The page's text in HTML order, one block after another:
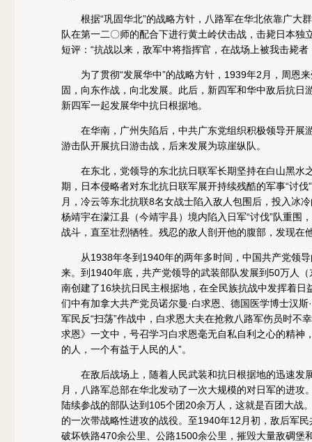
根据“巩固华北”的战略方针，八路军在华北依靠广大
队在第一二〇师的配合下进行黄土岭伏击战，击毙日本独
短评：“抗战以来，敌军中将指挥官，在战场上被我击毙
为了贯彻“发展华中”的战略方针，1939年2月，周恩来
固，向东作战，向北发展。此后，新四军和华中敌后抗
新四军一起发展华中抗日根据地。
在华南，广州失陷后，中共广东党组织积极领导开展
游击队开展抗日游击战，后来发展为琼崖纵队。
在东北，党领导的东北抗日联军长期坚持在白山黑水
期，日本侵略者对东北抗日联军展开持续残酷的军事“讨
月，冷云等东北抗联8名女战士陷入敌人包围后，投入冰
杨靖宇在濛江县（今靖宇县）境内陷入日军“讨伐”队重
战斗，直至壮烈牺牲。残忍的敌人剖开他的腹部，发现
从1938年冬到1940年的两年多时间，中国共产党领导
来。到1940年底，共产党领导的武装部队发展到50万人
南创建了16块抗日民主根据地，在全民族抗战中发挥着
们中有加拿大共产党员诺尔曼·白求恩、德国医学博士汉
军民反“扫荡”作战中，白求恩大夫在抢救八路军伤员时
求恩》一文中，号召学习白求恩毫无自私自利之心的精神
的人，一个有益于人民的人”。
在敌后战场上，随着人民武装和抗日根据地的迅速发
月，八路军总部在华北发动了一次大规模的对日军的进
陆续参战的部队达到105个团20余万人，这就是百团大战
的一次带战略性进攻的战役。至1940年12月初，敌后军
破坏铁路470余公里、公路1500余公里，摧毁大量敌碉堡